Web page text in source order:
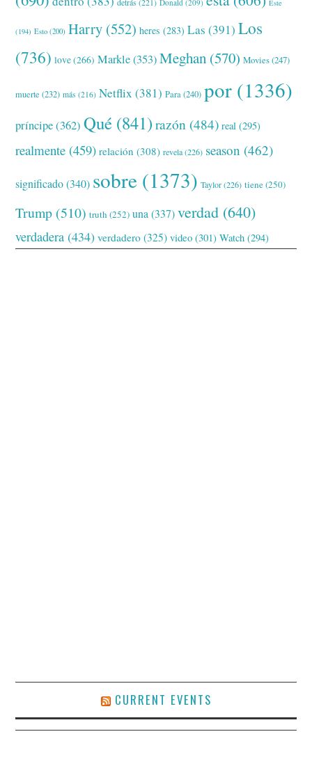
Donald (209) Este
(194) Esto (200) Harry (552) heres (283) Las (391) Los
(736) love(266) Markle(353) Meghan (570) Movies(247)
muerte (232) más (216) Netflix (381) Para(240) por (1336)
príncipe(362) Qué (841) razón (484) real (295)
realmente (459) relación (308) revela(226) season (462)
significado(340) sobre (1373) Taylor(226) tiene(250)
Trump (510) truth (252) una (337) verdad (640)
verdadera (434) verdadero (325) video (301) Watch (294)
CURRENT EVENTS